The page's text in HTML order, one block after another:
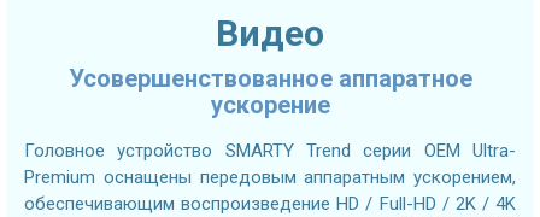
Видео
Усовершенствованное аппаратное
ускорение
Головное устройство SMARTY Trend серии OEM Ultra-
Premium оснащены передовым аппаратным ускорением,
обеспечивающим воспроизведение HD / Full-HD / 2K / 4K